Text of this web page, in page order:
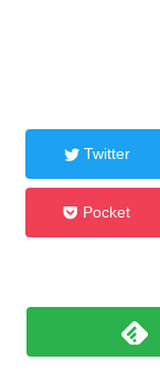
Twitter
Pocket